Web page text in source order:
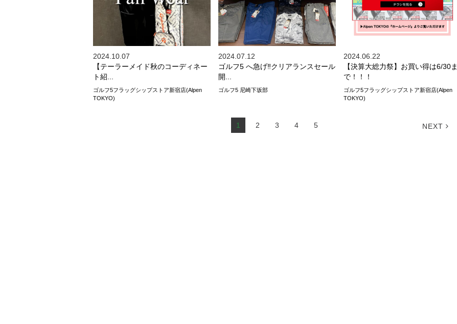
2024.10.07
【テーラーメイド秋のコーディネー
ト紹...
ゴルフ5フラッグシップストア新宿店(Alpen
TOKYO)
2024.07.12
ゴルフ5 へ急げ‼️クリアランスセール
開...
ゴルフ5 尼崎下坂部
2024.06.22
【決算大総力祭】お買い得は6/30ま
で！！！
ゴルフ5フラッグシップストア新宿店(Alpen
TOKYO)
1 2 3 4 5 NEXT